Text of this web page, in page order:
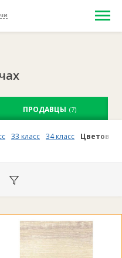
ПРОДАВЦЫ (7)
33 класс 34 класс Цветовой